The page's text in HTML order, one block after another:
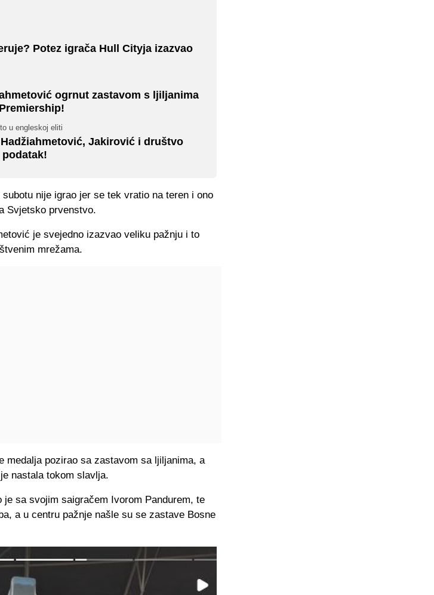
Potez igrača Hull Cityja izazvao
ogrnut zastavom s ljiljanima
u engleskoj eliti
Jakirović i društvo
nije igrao jer se tek vratio na teren i ono
Svjetsko prvenstvo.
je svejedno izazvao veliku pažnju i to
mrežama.
medalja pozirao sa zastavom sa ljiljanima, a
nastala tokom slavlja.
sa svojim saigračem Ivorom Pandurem, te
a u centru pažnje našle su se zastave Bosne